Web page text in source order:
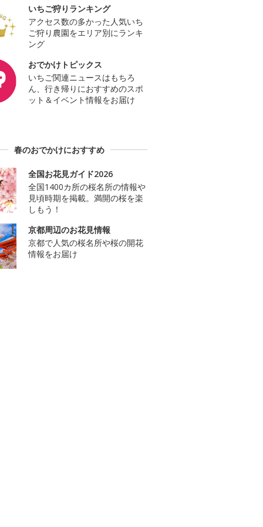
いちご狩りランキング
アクセス数の多かった人気いち
ご狩り農園をエリア別にランキ
ング
おでかけトピックス
いちご関連ニュースはもちろ
ん、行き帰りにおすすめのスポ
ット＆イベント情報をお届け
春のおでかけにおすすめ
全国お花見ガイド2026
全国1400カ所の桜名所の情報や
見頃時期を掲載。満開の桜を楽
しもう！
京都周辺のお花見情報
京都で人気の桜名所や桜の開花
情報をお届け